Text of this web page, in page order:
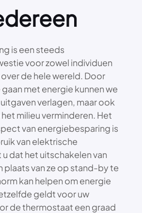
is een steeds
voor zowel individuen
de hele wereld. Door
met energie kunnen we
verlagen, maar ook
milieu verminderen. Het
van energiebesparing is
van elektrische
dat het uitschakelen van
plaats van ze op stand-by te
kan helpen om energie
geldt voor uw
de thermostaat een graad